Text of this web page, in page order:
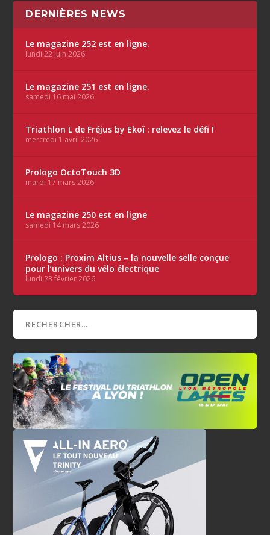
DERNIÈRES NEWS
Le magazine 252 est en ligne.
lundi 22 juin 2026
Le magazine 251 est en ligne.
samedi 16 mai 2026
Triathlon L de Fréjus by Ekoï : relevez le défi !
mercredi 1 avril 2026
Prologo OctoTouch 3D
mardi 17 mars 2026
Le magazine 250 est en ligne
samedi 14 mars 2026
Prologo : Proxim Altius – la nouvelle selle conçue
pour l’univers du vélo électrique
lundi 23 février 2026